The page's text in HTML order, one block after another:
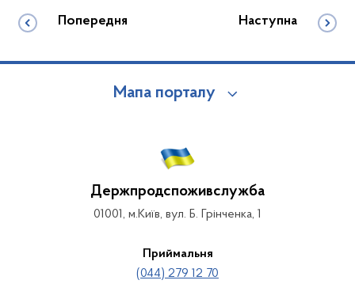
Попередня Наступна
Мапа порталу
Держпродспоживслужба
01001, м.Київ, вул. Б. Грінченка, 1
Приймальня
(044) 279 12 70